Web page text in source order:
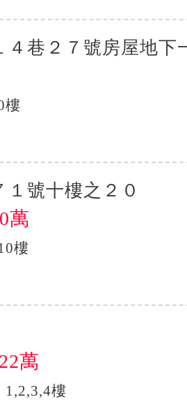
４巷２７號房屋地下
樓
號十樓之２０
萬
樓
萬
1,2,3,4樓